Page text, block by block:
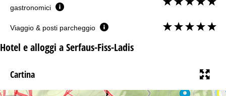
gastronomici
Viaggio & posti parcheggio
Hotel e alloggi a Serfaus-Fiss-Ladis
Cartina